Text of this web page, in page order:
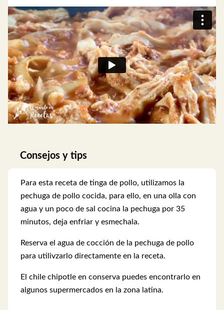
Consejos y tips
Para esta receta de tinga de pollo, utilizamos la
pechuga de pollo cocida, para ello, en una olla con
agua y un poco de sal cocina la pechuga por 35
minutos, deja enfriar y esmechala.
Reserva el agua de cocción de la pechuga de pollo
para utilivzarlo directamente en la receta.
El chile chipotle en conserva puedes encontrarlo en
algunos supermercados en la zona latina.